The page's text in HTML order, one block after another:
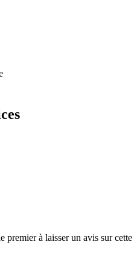
premier à laisser un avis sur cette